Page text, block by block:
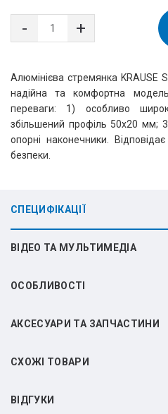
Алюмінієва стремянка KRAUSE
надійна та комфортна
переваги: 1) особливо
збільшений профіль 50х20 мм;
опорні наконечники.
безпеки.
СПЕЦИФІКАЦІЇ
ВІДЕО ТА МУЛЬТИМЕДІА
ОСОБЛИВОСТІ
АКСЕСУАРИ ТА ЗАПЧАСТИНИ
СХОЖІ ТОВАРИ
ВIДГУКИ